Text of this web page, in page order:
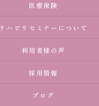
医療保険
リハビリセミナーについて
利用者様の声
採用情報
ブログ